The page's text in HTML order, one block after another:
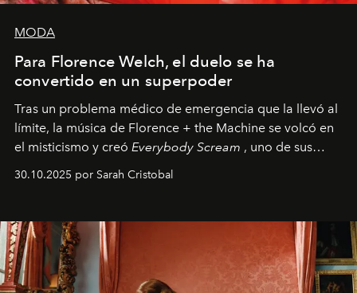
MODA
Para Florence Welch, el duelo se ha
convertido en un superpoder
Tras un problema médico de emergencia que la llevó al
límite, la música de Florence + the Machine se volcó en
el misticismo y creó Everybody Scream , uno de sus
álbumes más profundos hasta la fecha.
30.10.2025 por Sarah Cristobal